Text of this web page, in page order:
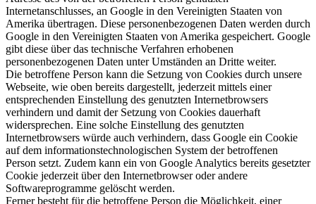
Internetanschlusses, an Google in den Vereinigten Staaten von
Amerika übertragen. Diese personenbezogenen Daten werden durch
Google in den Vereinigten Staaten von Amerika gespeichert. Google
gibt diese über das technische Verfahren erhobenen
personenbezogenen Daten unter Umständen an Dritte weiter.
Die betroffene Person kann die Setzung von Cookies durch unsere
Webseite, wie oben bereits dargestellt, jederzeit mittels einer
entsprechenden Einstellung des genutzten Internetbrowsers
verhindern und damit der Setzung von Cookies dauerhaft
widersprechen. Eine solche Einstellung des genutzten
Internetbrowsers würde auch verhindern, dass Google ein Cookie
auf dem informationstechnologischen System der betroffenen
Person setzt. Zudem kann ein von Google Analytics bereits gesetzter
Cookie jederzeit über den Internetbrowser oder andere
Softwareprogramme gelöscht werden.
Ferner besteht für die betroffene Person die Möglichkeit, einer